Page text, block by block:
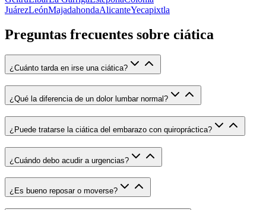
JuárezLeónMajadahondaAlicanteYecapixtla
Preguntas frecuentes sobre ciática
¿Cuánto tarda en irse una ciática?
¿Qué la diferencia de un dolor lumbar normal?
¿Puede tratarse la ciática del embarazo con quiropráctica?
¿Cuándo debo acudir a urgencias?
¿Es bueno reposar o moverse?